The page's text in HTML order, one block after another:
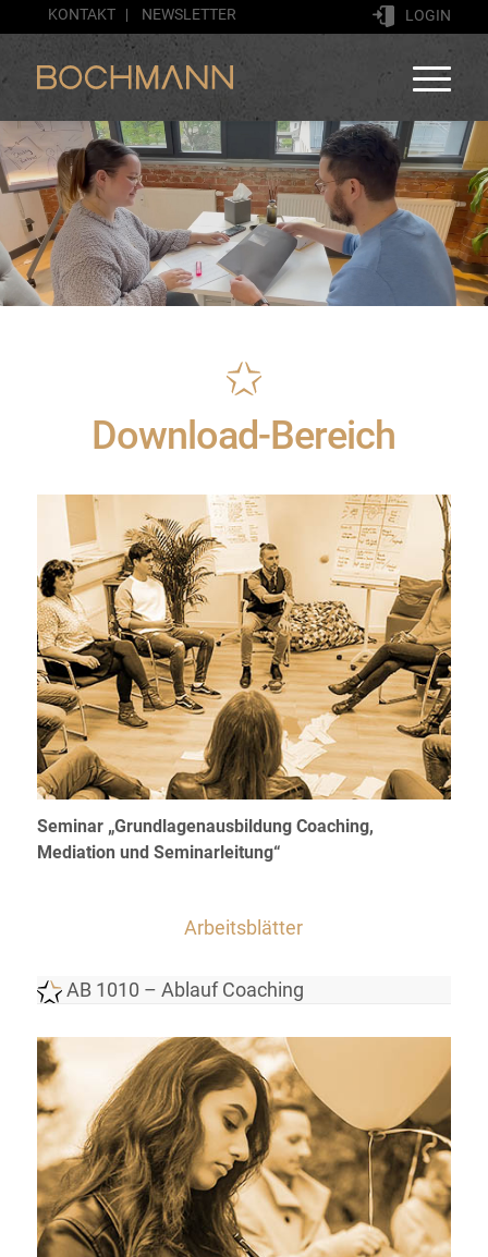
KONTAKT NEWSLETTER LOGIN
Download-Bereich
Seminar „Grundlagenausbildung Coaching,
Mediation und Seminarleitung“
Arbeitsblätter
AB 1010 – Ablauf Coaching